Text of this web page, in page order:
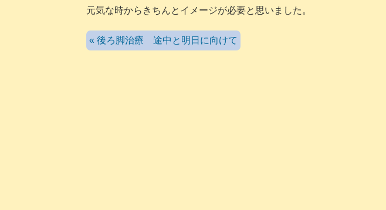
元気な時からきちんとイメージが必要と思いました。
« 後ろ脚治療 途中と明日に向けて